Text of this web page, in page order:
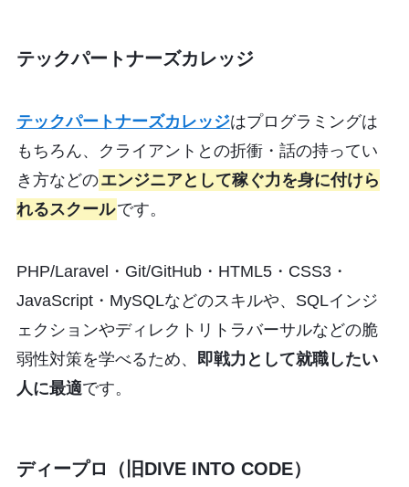
テックパートナーズカレッジ
テックパートナーズカレッジはプログラミングは
もちろん、クライアントとの折衝・話の持ってい
き方などのエンジニアとして稼ぐ力を身に付けら
れるスクールです。
PHP/Laravel・Git/GitHub・HTML5・CSS3・
JavaScript・MySQLなどのスキルや、SQLインジ
ェクションやディレクトリトラバーサルなどの脆
弱性対策を学べるため、 即戦力として就職したい
人に最適です。
ディープロ（旧DIVE INTO CODE）